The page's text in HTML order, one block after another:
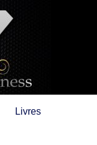
Livres